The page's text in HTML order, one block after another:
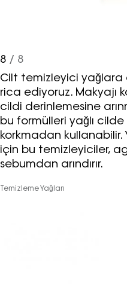
8 / 8
Cilt temizleyici yağlara
rica ediyoruz. Makyajı
cildi derinlemesine
bu formülleri yağlı
korkmadan kullanabilir.
için bu temizleyiciler,
sebumdan arındırır.
Temizleme Yağları